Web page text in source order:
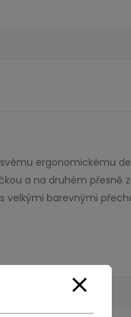
svému ergonomickému
a na druhém přesně
velkými barevnými